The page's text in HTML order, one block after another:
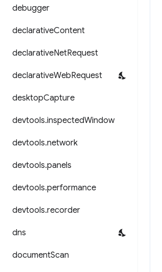
debugger
declarativeContent
declarativeNetRequest
declarativeWebRequest
desktopCapture
devtools.inspectedWindow
devtools.network
devtools.panels
devtools.performance
devtools.recorder
dns
documentScan